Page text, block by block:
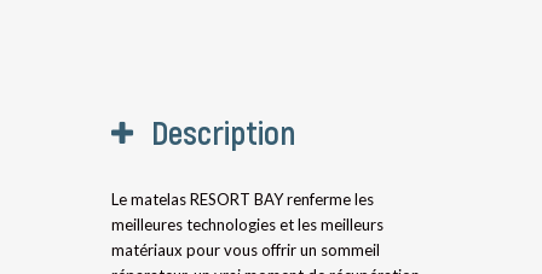
Description
Le matelas RESORT BAY renferme les
meilleures technologies et les meilleurs
matériaux pour vous offrir un sommeil